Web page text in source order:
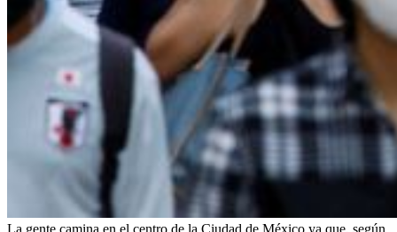
La gente camina en el centro de la Ciudad de México ya que, según